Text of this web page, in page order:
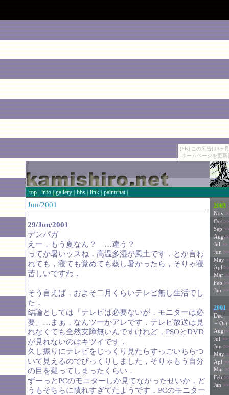
[PR] この広告は3ヶ
ホームページを更
|top|info|gallery|bbs|link|paintchat|
Jun/2001
29/Jun/2001
デンパガ
えー，もう夏なん？ …違う？
ってか暑いッスね．高温多湿が風土です．とか言わ
れても，寝ても覚めても蒸し暑かったら，そりゃ寝
苦しいですわ．
そう言えば，およそ二月くらいテレビ無し生活でし
た．
結論としては「テレビは必要ないが，モニターは必
要」…まぁ，なんツーかアレです．テレビ放送は見
れなくても全然支障無いんですけれど，PSOとDVD
が見れないのはキツイです．
久し振りにテレビをじっくり見たらすっごいちらつ
いて見えるのでびっくりしました，そりゃもう自分
の目を疑ってしまったくらい．
ずーっとPCのモニターしか見てなかったせいか，ど
うもそちらに慣れすぎてたようです．PCのモニター
2003
Nov
Oct>>
Sep
Aug
Jul>>
Jun>>
May
Apl
Mar
Feb
Jan>>
2001
Dec
～Oct
Aug
Jul>>
Jun>>
May
Apl
Mar
Feb
Jan>>